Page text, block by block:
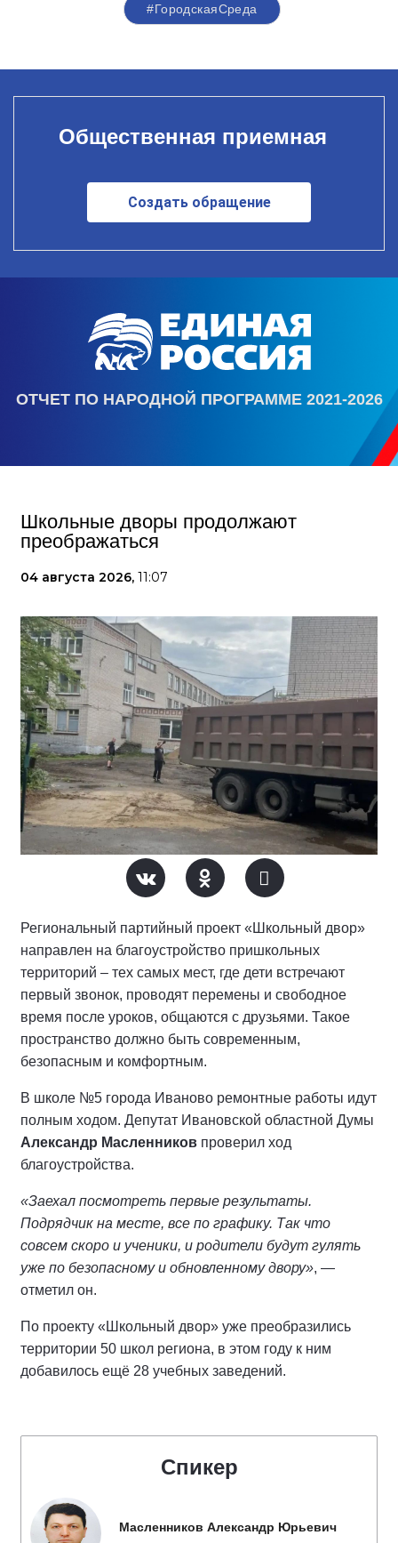
#ГородскаяСреда
Общественная приемная
Создать обращение
ОТЧЕТ ПО НАРОДНОЙ ПРОГРАММЕ 2021-2026
Школьные дворы продолжают
преображаться
04 августа 2026, 11:07
Региональный партийный проект «Школьный двор»
направлен на благоустройство пришкольных
территорий – тех самых мест, где дети встречают
первый звонок, проводят перемены и свободное
время после уроков, общаются с друзьями. Такое
пространство должно быть современным,
безопасным и комфортным.
В школе №5 города Иваново ремонтные работы идут
полным ходом. Депутат Ивановской областной Думы
Александр Масленников проверил ход
благоустройства.
«Заехал посмотреть первые результаты.
Подрядчик на месте, все по графику. Так что
совсем скоро и ученики, и родители будут гулять
уже по безопасному и обновленному двору», —
отметил он.
По проекту «Школьный двор» уже преобразились
территории 50 школ региона, в этом году к ним
добавилось ещё 28 учебных заведений.
Спикер
Масленников Александр Юрьевич